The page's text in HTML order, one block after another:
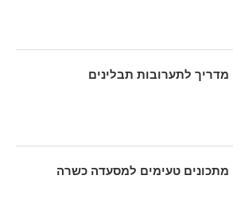
מדריך לתערובות תבלינים
מתכונים טעימים למסעדה כשרה